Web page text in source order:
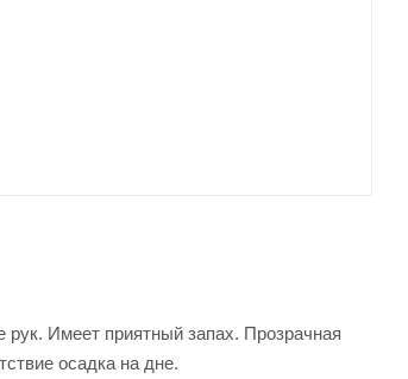
Имеет приятный запах. Прозрачная
осадка на дне.